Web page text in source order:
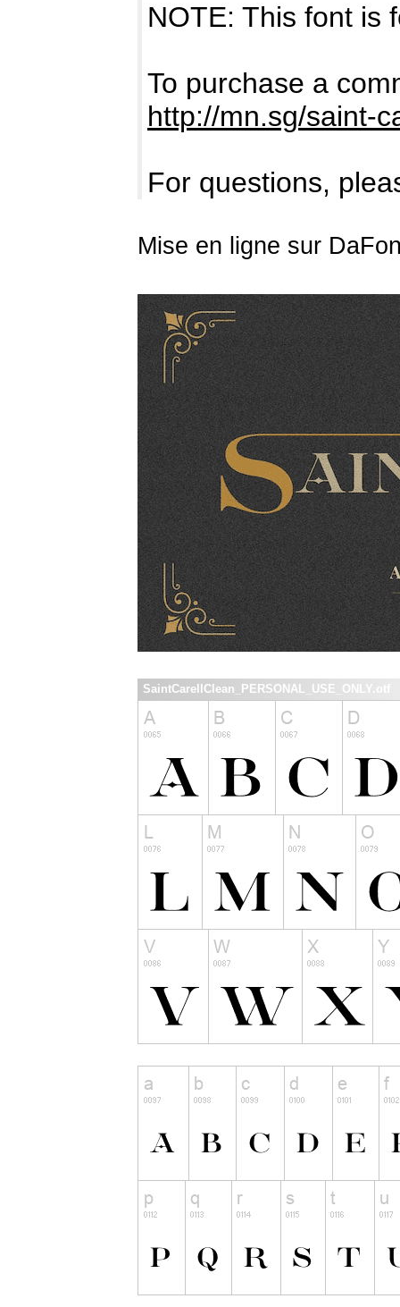
NOTE: This font is
To purchase a
http://mn.sg/saint-
For questions,
Mise en ligne sur
SaintCarellClean_PERSONAL_USE_ONLY.otf